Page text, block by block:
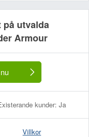
på utvalda
Armour
kunder: Ja
Villkor